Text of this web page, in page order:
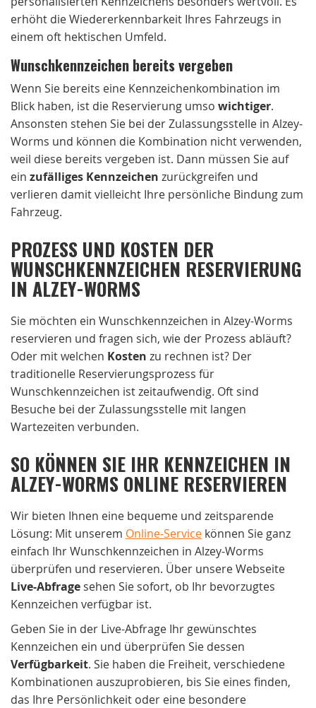
erhöht die Wiedererkennbarkeit Ihres Fahrzeugs in
einem oft hektischen Umfeld.
Wunschkennzeichen bereits vergeben
Wenn Sie bereits eine Kennzeichenkombination im
Blick haben, ist die Reservierung umso wichtiger.
Ansonsten stehen Sie bei der Zulassungsstelle in Alzey-
Worms und können die Kombination nicht verwenden,
weil diese bereits vergeben ist. Dann müssen Sie auf
ein zufälliges Kennzeichen zurückgreifen und
verlieren damit vielleicht Ihre persönliche Bindung zum
Fahrzeug.
PROZESS UND KOSTEN DER
WUNSCHKENNZEICHEN RESERVIERUNG
IN ALZEY-WORMS
Sie möchten ein Wunschkennzeichen in Alzey-Worms
reservieren und fragen sich, wie der Prozess abläuft?
Oder mit welchen Kosten zu rechnen ist? Der
traditionelle Reservierungsprozess für
Wunschkennzeichen ist zeitaufwendig. Oft sind
Besuche bei der Zulassungsstelle mit langen
Wartezeiten verbunden.
SO KÖNNEN SIE IHR KENNZEICHEN IN
ALZEY-WORMS ONLINE RESERVIEREN
Wir bieten Ihnen eine bequeme und zeitsparende
Lösung: Mit unserem Online-Service können Sie ganz
einfach Ihr Wunschkennzeichen in Alzey-Worms
überprüfen und reservieren. Über unsere Webseite
Live-Abfrage sehen Sie sofort, ob Ihr bevorzugtes
Kennzeichen verfügbar ist.
Geben Sie in der Live-Abfrage Ihr gewünschtes
Kennzeichen ein und überprüfen Sie dessen
Verfügbarkeit. Sie haben die Freiheit, verschiedene
Kombinationen auszuprobieren, bis Sie eines finden,
das Ihre Persönlichkeit oder eine besondere